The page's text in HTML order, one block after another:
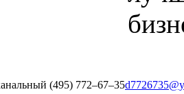
(495) 772‒67‒35